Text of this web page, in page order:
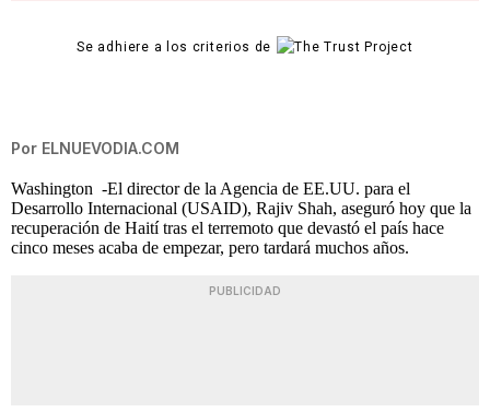
Se adhiere a los criterios de
Por ELNUEVODIA.COM
Washington -El director de la Agencia de EE.UU. para el
Desarrollo Internacional (USAID), Rajiv Shah, aseguró hoy que la
recuperación de Haití tras el terremoto que devastó el país hace
cinco meses acaba de empezar, pero tardará muchos años.
PUBLICIDAD